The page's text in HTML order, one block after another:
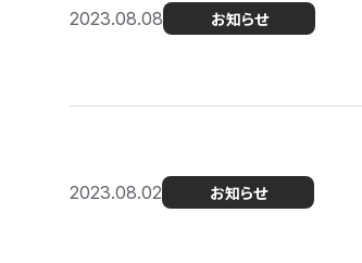
2023.08.08 お知らせ
2023.08.02 お知らせ